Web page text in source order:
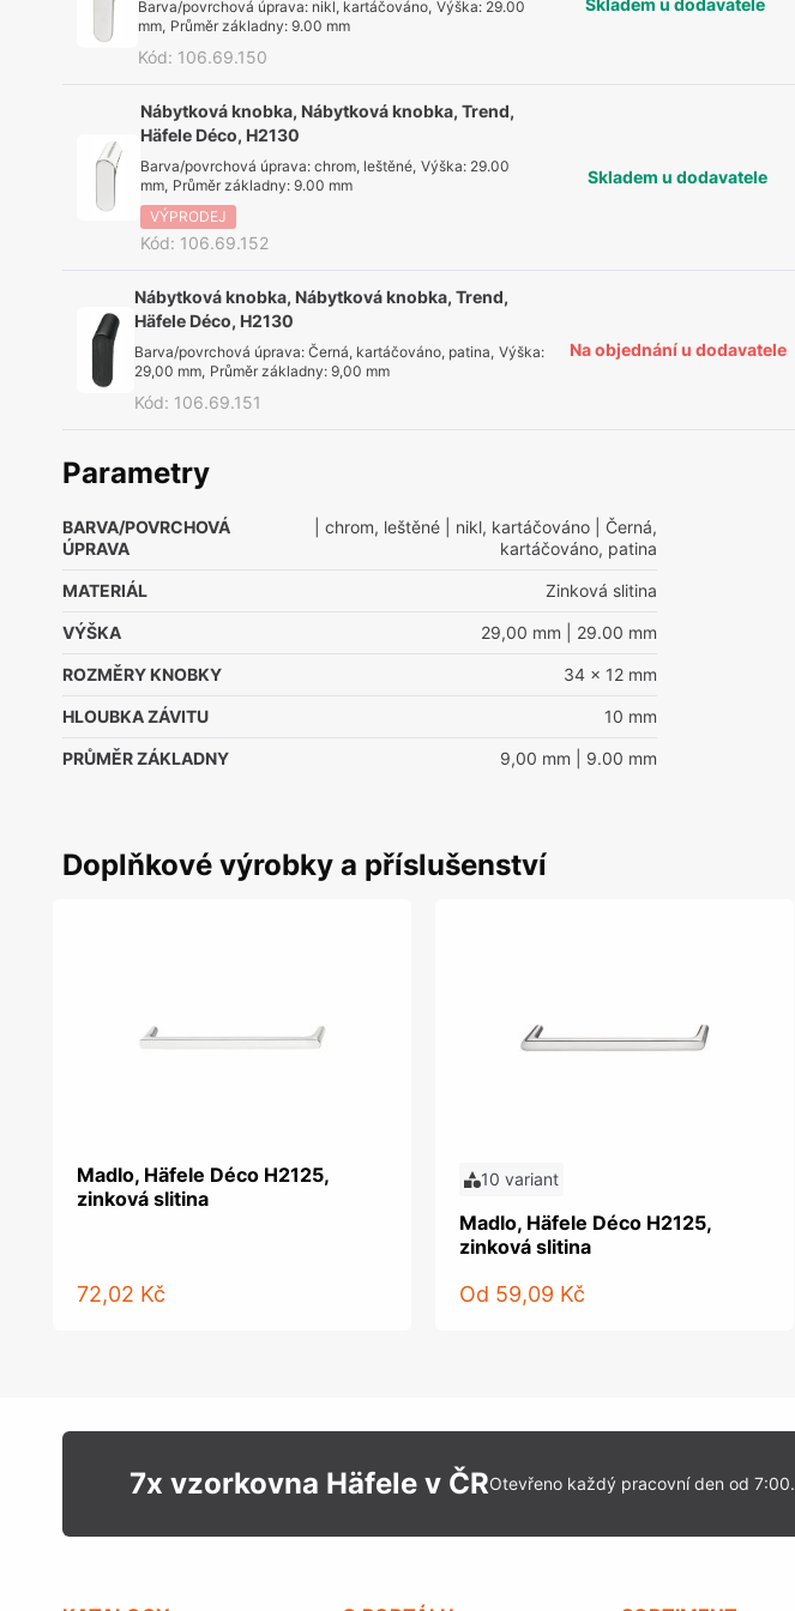
Barva/povrchová úprava: nikl, kartáčováno, Výška: 29.00
mm, Průměr základny:9.00 mm
Kód: 106.69.150
Skladem u dodavatele
Nábytková knobka, Nábytková knobka, Trend,
Häfele Déco, H2130
Barva/povrchová úprava: chrom, leštěné, Výška: 29.00
mm, Průměr základny: 9.00 mm
VÝPRODEJ
Kód: 106.69.152
Skladem u dodavatele
Nábytková knobka, Nábytková knobka, Trend,
Häfele Déco, H2130
Barva/povrchová úprava: Černá, kartáčováno, patina, Výška:
29,00 mm, Průměr základny: 9,00 mm
Kód: 106.69.151
Na objednání u dodavatele
Parametry
BARVA/POVRCHOVÁ
ÚPRAVA
| chrom, leštěné | nikl, kartáčováno | Černá,
kartáčováno, patina
MATERIÁL Zinková slitina
VÝŠKA 29,00 mm | 29.00 mm
ROZMĚRY KNOBKY 34 x 12 mm
HLOUBKA ZÁVITU 10 mm
PRŮMĚR ZÁKLADNY 9,00 mm | 9.00 mm
Doplňkové výrobky a příslušenství
Madlo, Häfele Déco H2125,
zinková slitina
72,02 Kč
10 variant
Madlo, Häfele Déco H2125,
zinková slitina
Od 59,09 Kč
7x vzorkovna Häfele v ČROtevřeno každý pracovní den od 7:00.